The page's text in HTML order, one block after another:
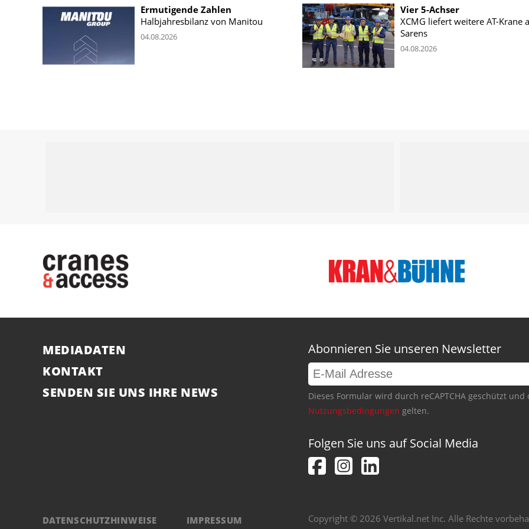
Ermutigende Zahlen
Halbjahresbilanz von Manitou
04.08.2026
Vier 5-Achser
XCMG liefert weitere AT-Krane
Sarens
04.08.2026
MEDIADATEN
KONTAKT
SENDEN SIE UNS IHRE NEWS
Abonnieren Sie unseren Newsletter
Dieses Formular wird durch reCAPTCHA geschützt
Nutzungsbedingungen gelten.
Folgen Sie uns auf Social Media
DATENSCHUTZHINWEISE IMPRESSUM Copyright © 2026 Vertikal.net Inc. Alle Rechte